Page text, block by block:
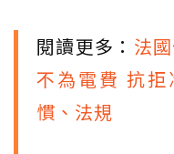
閱讀更多： 法
不為電費 抗
慣、法規